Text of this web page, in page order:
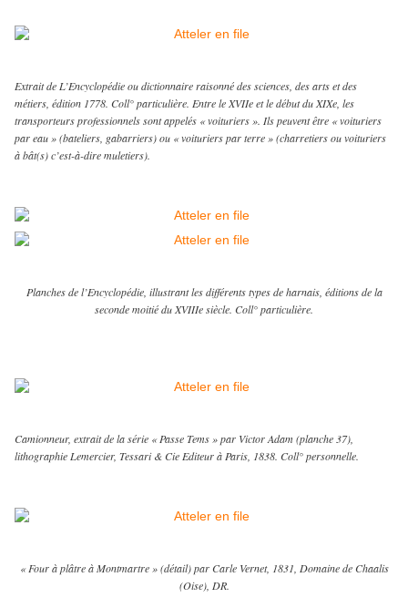
Extrait de L’Encyclopédie ou dictionnaire raisonné des sciences, des arts et des
métiers, édition 1778. Coll° particulière. Entre le XVIIe et le début du XIXe, les
transporteurs professionnels sont appelés « voituriers ». Ils peuvent être « voituriers
par eau » (bateliers, gabarriers) ou « voituriers par terre » (charretiers ou voituriers
à bât(s) c’est-à-dire muletiers).
Planches de l’Encyclopédie, illustrant les différents types de harnais, éditions de la
seconde moitié du XVIIIe siècle. Coll° particulière.
Camionneur, extrait de la série « Passe Tems » par Victor Adam (planche 37),
lithographie Lemercier, Tessari & Cie Editeur à Paris, 1838. Coll° personnelle.
« Four à plâtre à Montmartre » (détail) par Carle Vernet, 1831, Domaine de Chaalis
(Oise), DR.